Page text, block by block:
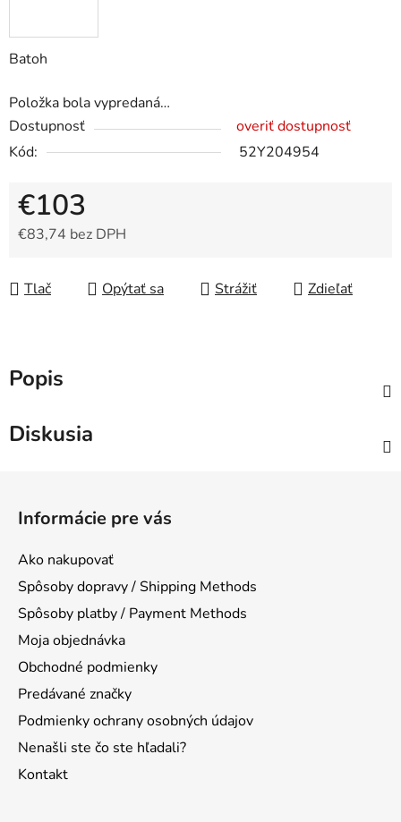
Batoh
Položka bola vypredaná…
Dostupnosť
overiť dostupnosť
Kód:
52Y204954
€103
€83,74 bez DPH
Tlač
Opýtať sa Strážiť Zdieľať
Popis
Diskusia
Informácie pre vás
Ako nakupovať
Spôsoby dopravy / Shipping Methods
Spôsoby platby / Payment Methods
Moja objednávka
Obchodné podmienky
Predávané značky
Podmienky ochrany osobných údajov
Nenašli ste čo ste hľadali?
Kontakt